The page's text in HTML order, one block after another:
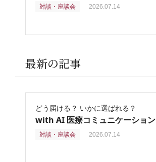
対談・座談会 2026.07.14
最新の記事
どう届ける？ いかに選ばれる？
with AI 医療コミュニケーション
対談・座談会 2026.07.14